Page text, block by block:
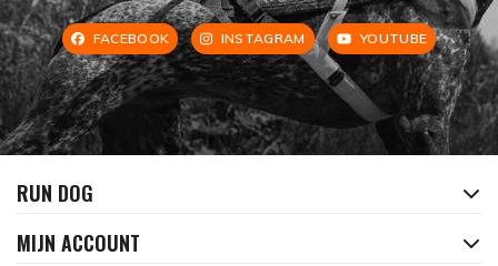
FACEBOOK INSTAGRAM YOUTUBE
RUN DOG
MIJN ACCOUNT